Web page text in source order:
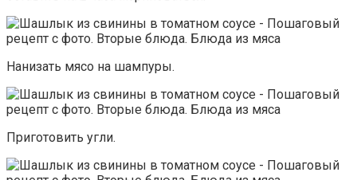
Нанизать мясо на шампуры.
Приготовить угли.